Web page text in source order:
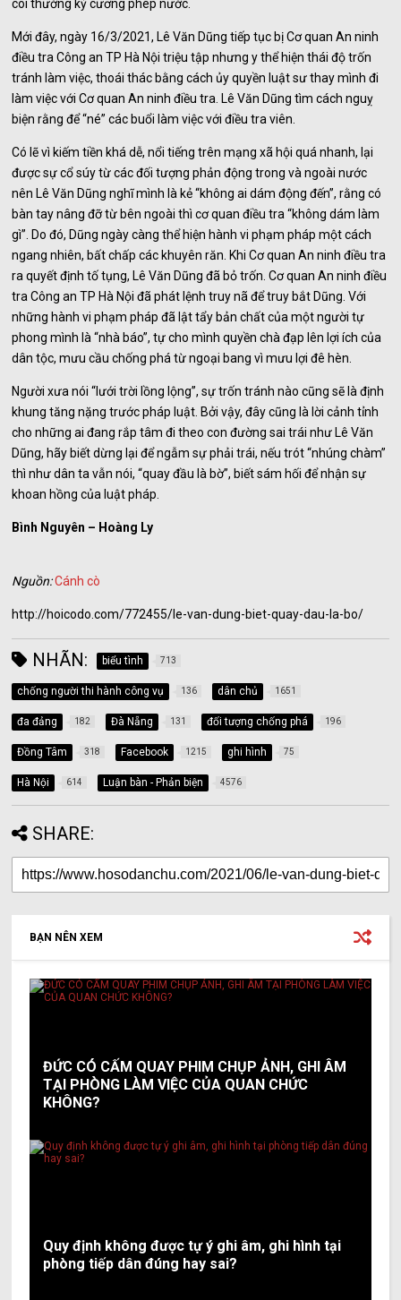
coi thường kỷ cương phép nước.
Mới đây, ngày 16/3/2021, Lê Văn Dũng tiếp tục bị Cơ quan An ninh
điều tra Công an TP Hà Nội triệu tập nhưng y thể hiện thái độ trốn
tránh làm việc, thoái thác bằng cách ủy quyền luật sư thay mình đi
làm việc với Cơ quan An ninh điều tra. Lê Văn Dũng tìm cách nguỵ
biện rằng để “né” các buổi làm việc với điều tra viên.
Có lẽ vì kiếm tiền khá dễ, nổi tiếng trên mạng xã hội quá nhanh, lại
được sự cổ súy từ các đối tượng phản động trong và ngoài nước
nên Lê Văn Dũng nghĩ mình là kẻ “không ai dám động đến”, rằng có
bàn tay nâng đỡ từ bên ngoài thì cơ quan điều tra “không dám làm
gì”. Do đó, Dũng ngày càng thể hiện hành vi phạm pháp một cách
ngang nhiên, bất chấp các khuyên răn. Khi Cơ quan An ninh điều tra
ra quyết định tố tụng, Lê Văn Dũng đã bỏ trốn. Cơ quan An ninh điều
tra Công an TP Hà Nội đã phát lệnh truy nã để truy bắt Dũng. Với
những hành vi phạm pháp đã lật tẩy bản chất của một người tự
phong mình là “nhà báo”, tự cho mình quyền chà đạp lên lợi ích của
dân tộc, mưu cầu chống phá từ ngoại bang vì mưu lợi đê hèn.
Người xưa nói “lưới trời lồng lộng”, sự trốn tránh nào cũng sẽ là định
khung tăng nặng trước pháp luật. Bởi vậy, đây cũng là lời cảnh tỉnh
cho những ai đang rắp tâm đi theo con đường sai trái như Lê Văn
Dũng, hãy biết dừng lại để ngẫm sự phải trái, nếu trót “nhúng chàm”
thì như dân ta vẫn nói, “quay đầu là bờ”, biết sám hối để nhận sự
khoan hồng của luật pháp.
Bình Nguyên – Hoàng Ly
Nguồn:Cánh cò
http://hoicodo.com/772455/le-van-dung-biet-quay-dau-la-bo/
NHÃN: biểu tình 713
chống người thi hành công vụ 136 dân chủ 1651
đa đảng 182 Đà Nẵng 131 đối tượng chống phá 196
Đồng Tâm 318 Facebook 1215 ghi hình 75
Hà Nội 614 Luận bàn - Phản biện 4576
SHARE:
BẠN NÊN XEM
ĐỨC CÓ CẤM QUAY PHIM CHỤP ẢNH, GHI ÂM
TẠI PHÒNG LÀM VIỆC CỦA QUAN CHỨC
KHÔNG?
Quy định không được tự ý ghi âm, ghi hình tại
phòng tiếp dân đúng hay sai?